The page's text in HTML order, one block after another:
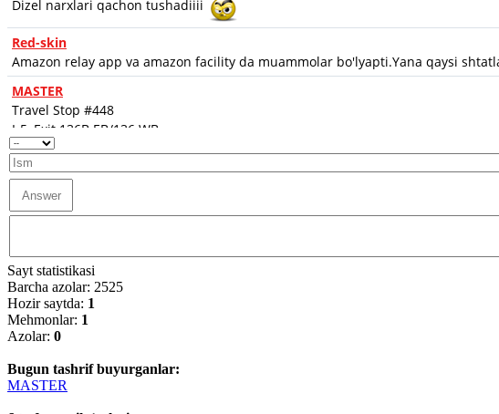
Sayt statistikasi
Barcha azolar: 2525
Hozir saytda: 1
Mehmonlar: 1
Azolar: 0
Bugun tashrif buyurganlar:
MASTER